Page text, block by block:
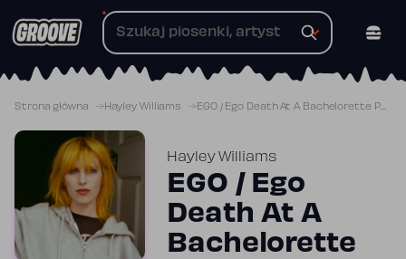
do
Strona główna Hayley Williams EGO / Ego Death At A Bachelorette Party
Hayley Williams
EGO / Ego
Death At A
Bachelorette